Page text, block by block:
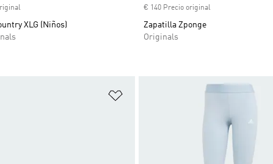
XLG (Niños)
€ 140 Precio original
Zapatilla Zponge
Originals
Añadir a la lista de deseos